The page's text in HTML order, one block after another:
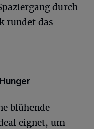
durch
rundet das
blühende
eignet, um